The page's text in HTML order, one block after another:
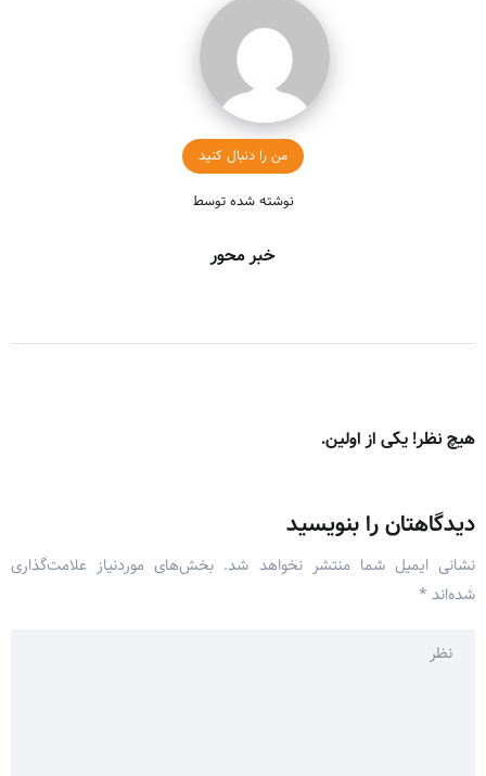
من را دنبال کنید
نوشته شده توسط
خبر محور
هیچ نظر! یکی از اولین.
دیدگاهتان را بنویسید
نشانی ایمیل شما منتشر نخواهد شد. بخش‌های موردنیاز علامت‌گذاری
شده‌اند *